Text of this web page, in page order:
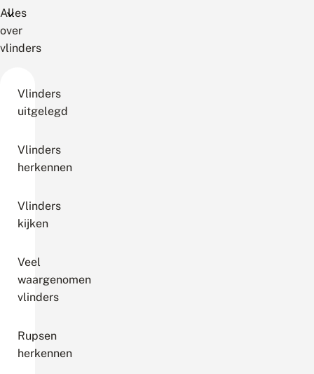
Alles
over
vlinders
Vlinders
uitgelegd
Vlinders
herkennen
Vlinders
kijken
Veel
waargenomen
vlinders
Rupsen
herkennen